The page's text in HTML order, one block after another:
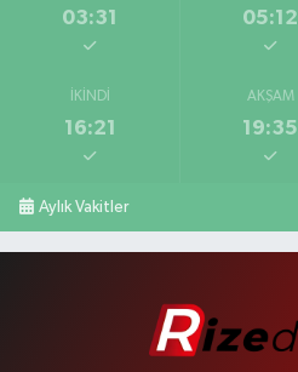
03:31 05:12
İKINDI
16:21
AKŞAM
19:35
Aylık Vakitler